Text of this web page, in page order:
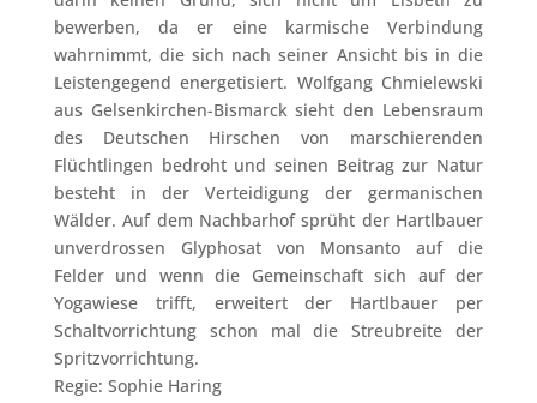
bewerben, da er eine karmische Verbindung
wahrnimmt, die sich nach seiner Ansicht bis in die
Leistengegend energetisiert. Wolfgang Chmielewski
aus Gelsenkirchen-Bismarck sieht den Lebensraum
des Deutschen Hirschen von marschierenden
Flüchtlingen bedroht und seinen Beitrag zur Natur
besteht in der Verteidigung der germanischen
Wälder. Auf dem Nachbarhof sprüht der Hartlbauer
unverdrossen Glyphosat von Monsanto auf die
Felder und wenn die Gemeinschaft sich auf der
Yogawiese trifft, erweitert der Hartlbauer per
Schaltvorrichtung schon mal die Streubreite der
Spritzvorrichtung.
Regie: Sophie Haring